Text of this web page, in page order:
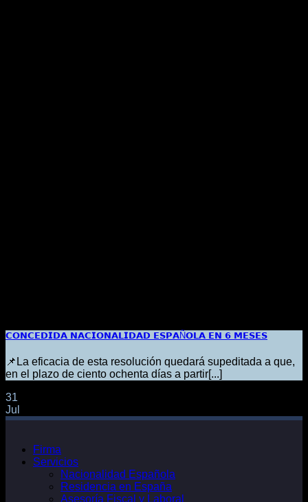
𝗖𝗢𝗡𝗖𝗘𝗗𝗜𝗗𝗔 𝗡𝗔𝗖𝗜𝗢𝗡𝗔𝗟𝗜𝗗𝗔𝗗 𝗘𝗦𝗣𝗔Ñ𝗢𝗟𝗔 𝗘𝗡 𝟲 𝗠𝗘𝗦𝗘𝗦
📌La eficacia de esta resolución quedará supeditada a que,
en el plazo de ciento ochenta días a partir[...]
31
Jul
Firma
Servicios
Nacionalidad Española
Residencia en España
Asesoría Fiscal y Laboral